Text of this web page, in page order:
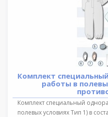
Комплект
работы в
Комплект специальный
полевых условиях Тип 1) в